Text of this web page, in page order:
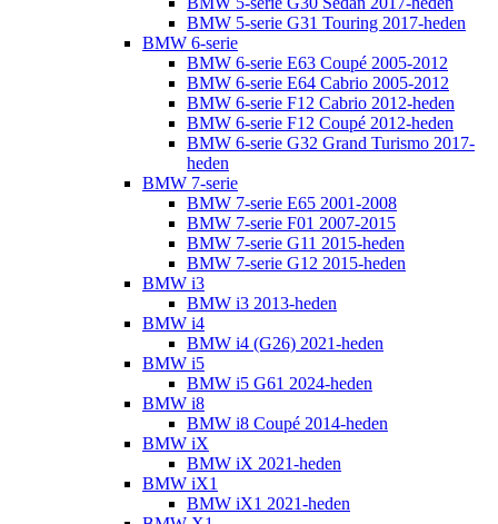
BMW 5-serie G31 Touring 2017-heden
BMW 6-serie
BMW 6-serie E63 Coupé 2005-2012
BMW 6-serie E64 Cabrio 2005-2012
BMW 6-serie F12 Cabrio 2012-heden
BMW 6-serie F12 Coupé 2012-heden
BMW 6-serie G32 Grand Turismo 2017-
heden
BMW 7-serie
BMW 7-serie E65 2001-2008
BMW 7-serie F01 2007-2015
BMW 7-serie G11 2015-heden
BMW 7-serie G12 2015-heden
BMW i3
BMW i3 2013-heden
BMW i4
BMW i4 (G26) 2021-heden
BMW i5
BMW i5 G61 2024-heden
BMW i8
BMW i8 Coupé 2014-heden
BMW iX
BMW iX 2021-heden
BMW iX1
BMW iX1 2021-heden